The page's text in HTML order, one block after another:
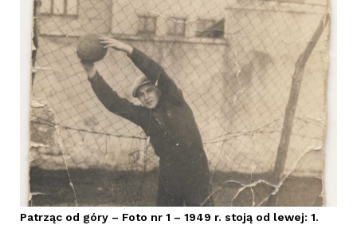
Patrząc od góry – Foto nr 1 – 1949 r. stoją od lewej: 1.